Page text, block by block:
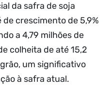
da safra de soja
crescimento de 5,9%
a 4,79 milhões de
colheita de até 15,2
um significativo
à safra atual.